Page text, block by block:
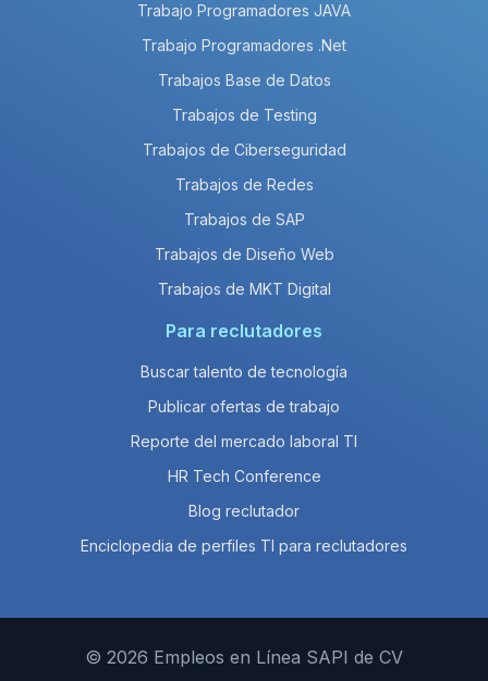
Trabajo Programadores JAVA
Trabajo Programadores .Net
Trabajos Base de Datos
Trabajos de Testing
Trabajos de Ciberseguridad
Trabajos de Redes
Trabajos de SAP
Trabajos de Diseño Web
Trabajos de MKT Digital
Para reclutadores
Buscar talento de tecnología
Publicar ofertas de trabajo
Reporte del mercado laboral TI
HR Tech Conference
Blog reclutador
Enciclopedia de perfiles TI para reclutadores
© 2026 Empleos en Línea SAPI de CV